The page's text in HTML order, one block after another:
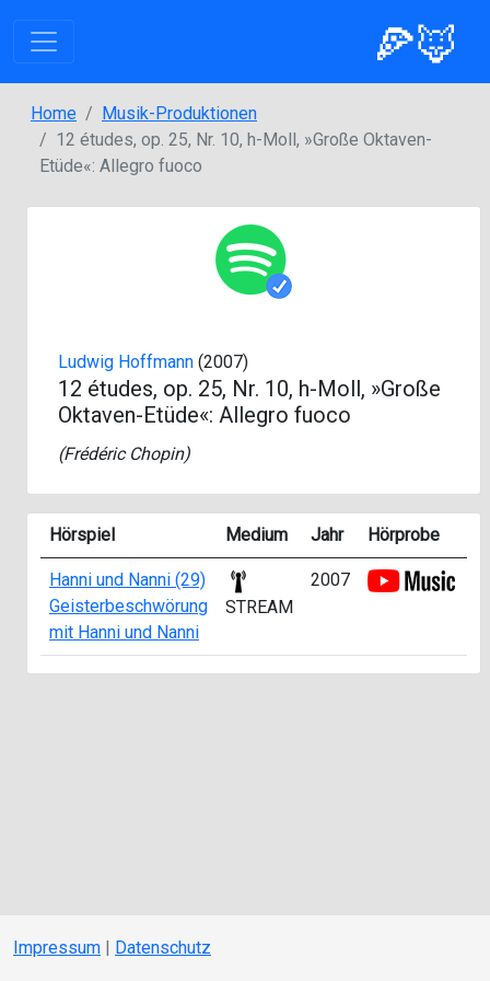
🍕🦊
Home
Musik-Produktionen
12 études, op. 25, Nr. 10, h-Moll, »Große Oktaven-
Etüde«: Allegro fuoco
Ludwig Hoffmann (2007)
12 études, op. 25, Nr. 10, h-Moll, »Große
Oktaven-Etüde«: Allegro fuoco
(Frédéric Chopin)
Hörspiel Medium Jahr Hörprobe
Hanni und Nanni (29)
Geisterbeschwörung
mit Hanni und Nanni
STREAM
2007
Impressum | Datenschutz